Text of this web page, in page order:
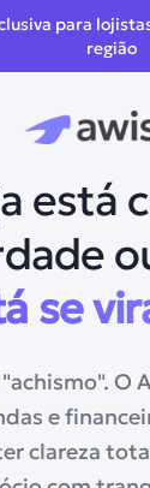
para
região
está
se
O
e
clareza